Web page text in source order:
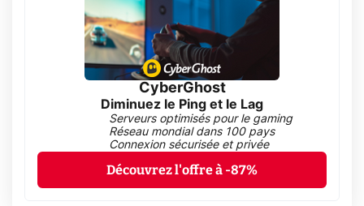
CyberGhost
Diminuez le Ping et le Lag
Serveurs optimisés pour le gaming
Réseau mondial dans 100 pays
Connexion sécurisée et privée
Découvrez l'offre à -87%